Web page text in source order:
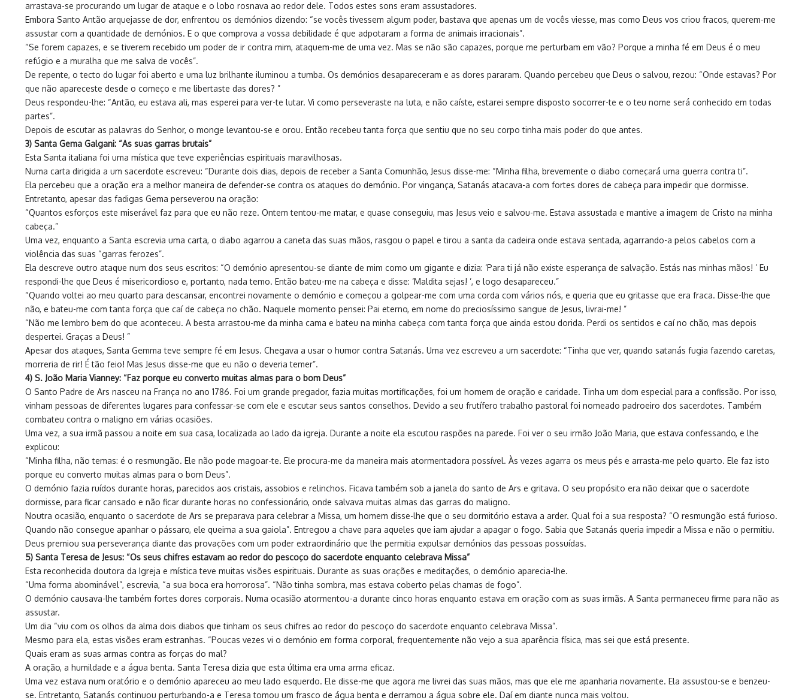
arrastava-se procurando um lugar de ataque e o lobo rosnava ao redor dele. Todos estes sons eram assustadores.
Embora Santo Antão arquejasse de dor, enfrentou os demónios dizendo: “se vocês tivessem algum poder, bastava que apenas um de vocês viesse, mas como Deus vos criou fracos, querem-me
assustar com a quantidade de demónios. E o que comprova a vossa debilidade é que adpotaram a forma de animais irracionais”.
“Se forem capazes, e se tiverem recebido um poder de ir contra mim, ataquem-me de uma vez. Mas se não são capazes, porque me perturbam em vão? Porque a minha fé em Deus é o meu
refúgio e a muralha que me salva de vocês”.
De repente, o tecto do lugar foi aberto e uma luz brilhante iluminou a tumba. Os demónios desapareceram e as dores pararam. Quando percebeu que Deus o salvou, rezou: “Onde estavas? Por
que não apareceste desde o começo e me libertaste das dores? ”
Deus respondeu-lhe: “Antão, eu estava ali, mas esperei para ver-te lutar. Vi como perseveraste na luta, e não caíste, estarei sempre disposto socorrer-te e o teu nome será conhecido em todas
partes”.
Depois de escutar as palavras do Senhor, o monge levantou-se e orou. Então recebeu tanta força que sentiu que no seu corpo tinha mais poder do que antes.
3) Santa Gema Galgani: “As suas garras brutais”
Esta Santa italiana foi uma mística que teve experiências espirituais maravilhosas.
Numa carta dirigida a um sacerdote escreveu: “Durante dois dias, depois de receber a Santa Comunhão, Jesus disse-me: “Minha filha, brevemente o diabo começará uma guerra contra ti”.
Ela percebeu que a oração era a melhor maneira de defender-se contra os ataques do demónio. Por vingança, Satanás atacava-a com fortes dores de cabeça para impedir que dormisse.
Entretanto, apesar das fadigas Gema perseverou na oração:
“Quantos esforços este miserável faz para que eu não reze. Ontem tentou-me matar, e quase conseguiu, mas Jesus veio e salvou-me. Estava assustada e mantive a imagem de Cristo na minha
cabeça.”
Uma vez, enquanto a Santa escrevia uma carta, o diabo agarrou a caneta das suas mãos, rasgou o papel e tirou a santa da cadeira onde estava sentada, agarrando-a pelos cabelos com a
violência das suas “garras ferozes”.
Ela descreve outro ataque num dos seus escritos: “O demónio apresentou-se diante de mim como um gigante e dizia: ‘Para ti já não existe esperança de salvação. Estás nas minhas mãos! ’ Eu
respondi-lhe que Deus é misericordioso e, portanto, nada temo. Então bateu-me na cabeça e disse: ‘Maldita sejas! ’, e logo desapareceu.”
“Quando voltei ao meu quarto para descansar, encontrei novamente o demónio e começou a golpear-me com uma corda com vários nós, e queria que eu gritasse que era fraca. Disse-lhe que
não, e bateu-me com tanta força que caí de cabeça no chão. Naquele momento pensei: Pai eterno, em nome do preciosíssimo sangue de Jesus, livrai-me! ”
“Não me lembro bem do que aconteceu. A besta arrastou-me da minha cama e bateu na minha cabeça com tanta força que ainda estou dorida. Perdi os sentidos e caí no chão, mas depois
despertei. Graças a Deus! ”
Apesar dos ataques, Santa Gemma teve sempre fé em Jesus. Chegava a usar o humor contra Satanás. Uma vez escreveu a um sacerdote: “Tinha que ver, quando satanás fugia fazendo caretas,
morreria de rir! É tão feio! Mas Jesus disse-me que eu não o deveria temer”.
4) S. João Maria Vianney: “Faz porque eu converto muitas almas para o bom Deus”
O Santo Padre de Ars nasceu na França no ano 1786. Foi um grande pregador, fazia muitas mortificações, foi um homem de oração e caridade. Tinha um dom especial para a confissão. Por isso,
vinham pessoas de diferentes lugares para confessar-se com ele e escutar seus santos conselhos. Devido a seu frutífero trabalho pastoral foi nomeado padroeiro dos sacerdotes. Também
combateu contra o maligno em várias ocasiões.
Uma vez, a sua irmã passou a noite em sua casa, localizada ao lado da igreja. Durante a noite ela escutou raspões na parede. Foi ver o seu irmão João Maria, que estava confessando, e lhe
explicou:
“Minha filha, não temas: é o resmungão. Ele não pode magoar-te. Ele procura-me da maneira mais atormentadora possível. Às vezes agarra os meus pés e arrasta-me pelo quarto. Ele faz isto
porque eu converto muitas almas para o bom Deus”.
O demónio fazia ruídos durante horas, parecidos aos cristais, assobios e relinchos. Ficava também sob a janela do santo de Ars e gritava. O seu propósito era não deixar que o sacerdote
dormisse, para ficar cansado e não ficar durante horas no confessionário, onde salvava muitas almas das garras do maligno.
Noutra ocasião, enquanto o sacerdote de Ars se preparava para celebrar a Missa, um homem disse-lhe que o seu dormitório estava a arder. Qual foi a sua resposta? “O resmungão está furioso.
Quando não consegue apanhar o pássaro, ele queima a sua gaiola”. Entregou a chave para aqueles que iam ajudar a apagar o fogo. Sabia que Satanás queria impedir a Missa e não o permitiu.
Deus premiou sua perseverança diante das provações com um poder extraordinário que lhe permitia expulsar demónios das pessoas possuídas.
5) Santa Teresa de Jesus: “Os seus chifres estavam ao redor do pescoço do sacerdote enquanto celebrava Missa”
Esta reconhecida doutora da Igreja e mística teve muitas visões espirituais. Durante as suas orações e meditações, o demónio aparecia-lhe.
“Uma forma abominável”, escrevia, “a sua boca era horrorosa”. “Não tinha sombra, mas estava coberto pelas chamas de fogo”.
O demónio causava-lhe também fortes dores corporais. Numa ocasião atormentou-a durante cinco horas enquanto estava em oração com as suas irmãs. A Santa permaneceu firme para não as
assustar.
Um dia “viu com os olhos da alma dois diabos que tinham os seus chifres ao redor do pescoço do sacerdote enquanto celebrava Missa”.
Mesmo para ela, estas visões eram estranhas. “Poucas vezes vi o demónio em forma corporal, frequentemente não vejo a sua aparência física, mas sei que está presente.
Quais eram as suas armas contra as forças do mal?
A oração, a humildade e a água benta. Santa Teresa dizia que esta última era uma arma eficaz.
Uma vez estava num oratório e o demónio apareceu ao meu lado esquerdo. Ele disse-me que agora me livrei das suas mãos, mas que ele me apanharia novamente. Ela assustou-se e benzeu-
se. Entretanto, Satanás continuou perturbando-a e Teresa tomou um frasco de água benta e derramou a água sobre ele. Daí em diante nunca mais voltou.